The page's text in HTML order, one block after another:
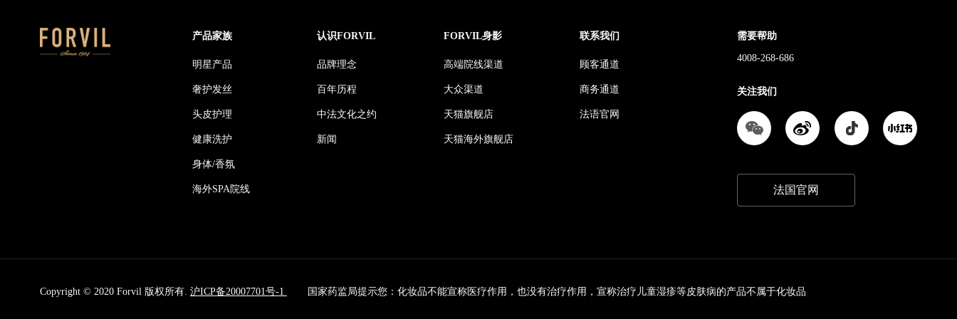
产品家族
明星产品
奢护发丝
头皮护理
健康洗护
身体/香氛
海外SPA院线
认识FORVIL
品牌理念
百年历程
中法文化之约
新闻
FORVIL身影
高端院线渠道
大众渠道
天猫旗舰店
天猫海外旗舰店
联系我们
顾客通道
商务通道
法语官网
需要帮助
4008-268-686
关注我们
法国官网
Copyright © 2020 Forvil 版权所有. 沪ICP备20007701号-1 国家药监局提示您：化妆品不能宣称医疗作用，也没有治疗作用，宣称治疗儿童湿疹等皮肤病的产品不属于化妆品